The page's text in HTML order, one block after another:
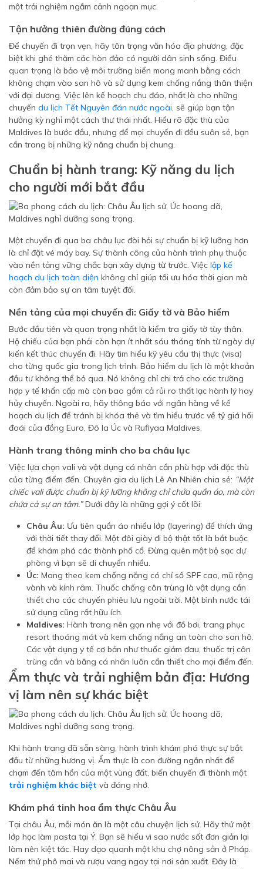
một trải nghiệm ngắm cảnh ngoạn mục.
Tận hưởng thiên đường đúng cách
Để chuyến đi trọn vẹn, hãy tôn trọng văn hóa địa phương, đặc
biệt khi ghé thăm các hòn đảo có người dân sinh sống. Điều
quan trọng là bảo vệ môi trường biển mong manh bằng cách
không chạm vào san hô và sử dụng kem chống nắng thân thiện
với đại dương. Việc lên kế hoạch chu đáo, nhất là cho những
chuyến du lịch Tết Nguyên đán nước ngoài, sẽ giúp bạn tận
hưởng kỳ nghỉ một cách thư thái nhất. Hiểu rõ đặc thù của
Maldives là bước đầu, nhưng để mọi chuyến đi đều suôn sẻ, bạn
cần trang bị những kỹ năng chuẩn bị chung.
Chuẩn bị hành trang: Kỹ năng du lịch
cho người mới bắt đầu
Một chuyến đi qua ba châu lục đòi hỏi sự chuẩn bị kỹ lưỡng hơn
là chỉ đặt vé máy bay. Sự thành công của hành trình phụ thuộc
vào nền tảng vững chắc bạn xây dựng từ trước. Việc lập kế
hoạch du lịch toàn diện không chỉ giúp tối ưu hóa thời gian mà
còn đảm bảo sự an tâm tuyệt đối.
Nền tảng của mọi chuyến đi: Giấy tờ và Bảo hiểm
Bước đầu tiên và quan trọng nhất là kiểm tra giấy tờ tùy thân.
Hộ chiếu của bạn phải còn hạn ít nhất sáu tháng tính từ ngày dự
kiến kết thúc chuyến đi. Hãy tìm hiểu kỹ yêu cầu thị thực (visa)
cho từng quốc gia trong lịch trình. Bảo hiểm du lịch là một khoản
đầu tư không thể bỏ qua. Nó không chỉ chi trả cho các trường
hợp y tế khẩn cấp mà còn bao gồm cả rủi ro thất lạc hành lý hay
hủy chuyến. Ngoài ra, hãy thông báo với ngân hàng về kế
hoạch du lịch để tránh bị khóa thẻ và tìm hiểu trước về tỷ giá hối
đoái của đồng Euro, Đô la Úc và Rufiyaa Maldives.
Hành trang thông minh cho ba châu lục
Việc lựa chọn vali và vật dụng cá nhân cần phù hợp với đặc thù
của từng điểm đến. Chuyên gia du lịch Lê An Nhiên chia sẻ: “Một
chiếc vali được chuẩn bị kỹ lưỡng không chỉ chứa quần áo, mà còn
chứa cả sự an tâm.”Dưới đây là những gợi ý cốt lõi:
Châu Âu: Ưu tiên quần áo nhiều lớp (layering) để thích ứng
với thời tiết thay đổi. Một đôi giày đi bộ thật tốt là bắt buộc
để khám phá các thành phố cổ. Đừng quên một bộ sạc dự
phòng vì bạn sẽ di chuyển nhiều.
Úc: Mang theo kem chống nắng có chỉ số SPF cao, mũ rộng
vành và kính râm. Thuốc chống côn trùng là vật dụng cần
thiết cho các chuyến phiêu lưu ngoài trời. Một bình nước tái
sử dụng cũng rất hữu ích.
Maldives: Hành trang nên gọn nhẹ với đồ bơi, trang phục
resort thoáng mát và kem chống nắng an toàn cho san hô.
Các vật dụng y tế cơ bản như thuốc giảm đau, thuốc trị côn
trùng cắn và băng cá nhân luôn cần thiết cho mọi điểm đến.
Ẩm thực và trải nghiệm bản địa: Hương
vị làm nên sự khác biệt
Khi hành trang đã sẵn sàng, hành trình khám phá thực sự bắt
đầu từ những hương vị. Ẩm thực là con đường ngắn nhất để
chạm đến tâm hồn của một vùng đất, biến chuyến đi thành một
trải nghiệm khác biệt và đáng nhớ.
Khám phá tinh hoa ẩm thực Châu Âu
Tại châu Âu, mỗi món ăn là một câu chuyện lịch sử. Hãy thử một
lớp học làm pasta tại Ý. Bạn sẽ hiểu vì sao nước sốt đơn giản lại
làm nên kiệt tác. Hay dạo quanh một khu chợ nông sản ở Pháp.
Nếm thử phô mai và rượu vang ngay tại nơi sản xuất. Đây là